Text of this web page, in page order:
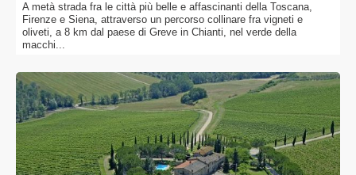
A metà strada fra le città più belle e affascinanti della Toscana,
Firenze e Siena, attraverso un percorso collinare fra vigneti e
oliveti, a 8 km dal paese di Greve in Chianti, nel verde della
macchi...